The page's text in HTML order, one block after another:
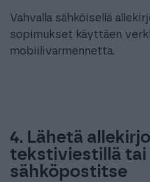
Vahvalla sähköisellä
sopimukset käyttäen
mobiilivarmennetta.
4. Lähetä
tekstiviestillä tai
sähköpostitse